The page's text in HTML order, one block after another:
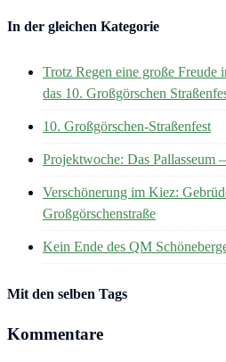
In der gleichen Kategorie
Trotz Regen eine große Freude
das 10. Großgörschen
10. Großgörschen-Straßenfest
Projektwoche: Das Pallasseum
Verschönerung im Kiez:
Großgörschenstraße
Kein Ende des QM
Mit den selben Tags
Kommentare